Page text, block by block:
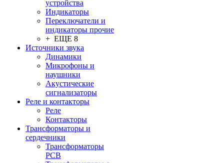
устройства
Индикаторы
Переключатели и
индикаторы прочие
+ ЕЩЕ 8
Источники звука
Динамики
Микрофоны и
наушники
Акустические
сигнализаторы
Реле и контакторы
Реле
Контакторы
Трансформаторы и
сердечники
Трансформаторы
PCB